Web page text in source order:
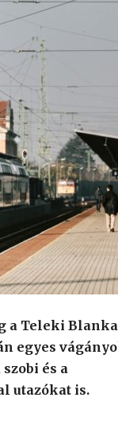
a Teleki Blanka
egyes
és a
utazókat is.